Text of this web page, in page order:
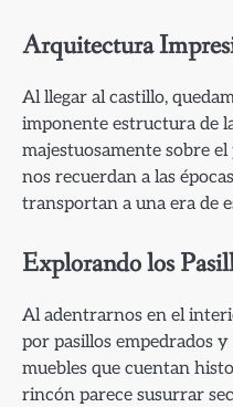
Arquitectura
Al llegar al castillo,
imponente estructura de
majestuosamente sobre
nos recuerdan a las
transportan a una era de
Explorando los
Al adentrarnos en el
por pasillos empedrados
muebles que cuentan
rincón parece susurrar